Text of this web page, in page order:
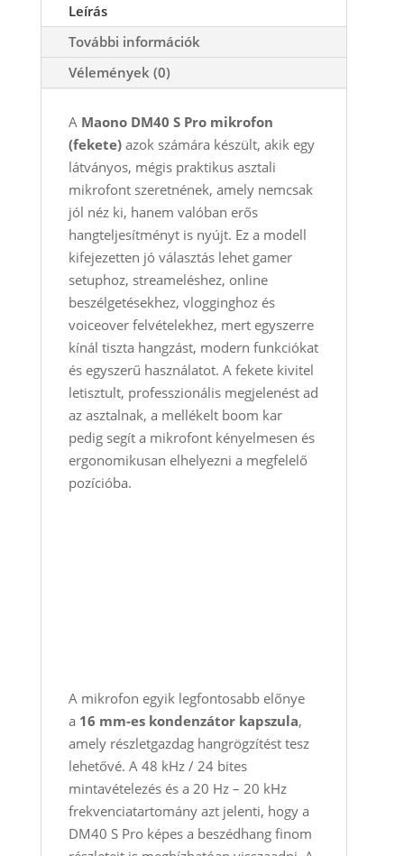
Leírás
További információk
Vélemények (0)
A Maono DM40 S Pro mikrofon
(fekete)azok számára készült, akik egy
látványos, mégis praktikus asztali
mikrofont szeretnének, amely nemcsak
jól néz ki, hanem valóban erős
hangteljesítményt is nyújt. Ez a modell
kifejezetten jó választás lehet gamer
setuphoz, streameléshez, online
beszélgetésekhez, vlogginghoz és
voiceover felvételekhez, mert egyszerre
kínál tiszta hangzást, modern funkciókat
és egyszerű használatot. A fekete kivitel
letisztult, professzionális megjelenést ad
az asztalnak, a mellékelt boom kar
pedig segít a mikrofont kényelmesen és
ergonomikusan elhelyezni a megfelelő
pozícióba.
A mikrofon egyik legfontosabb előnye
a 16 mm-es kondenzátor kapszula,
amely részletgazdag hangrögzítést tesz
lehetővé. A 48 kHz / 24 bites
mintavételezés és a 20 Hz – 20 kHz
frekvenciatartomány azt jelenti, hogy a
DM40 S Pro képes a beszédhang finom